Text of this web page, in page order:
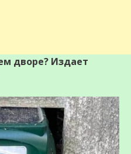
дворе? Издает